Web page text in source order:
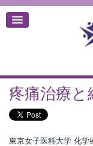
疼痛治療と
東京女子医科大学 化